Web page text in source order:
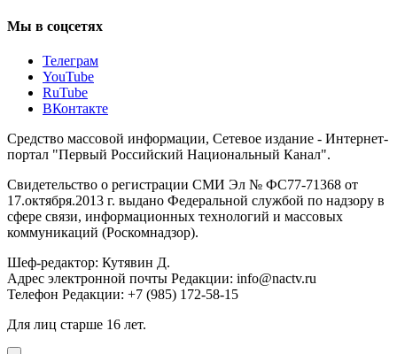
Мы в соцсетях
Телеграм
YouTube
RuTube
ВКонтакте
Средство массовой информации, Сетевое издание - Интернет-
портал "Первый Российский Национальный Канал".
Свидетельство о регистрации СМИ Эл № ФС77-71368 от
17.октября.2013 г. выдано Федеральной службой по надзору в
сфере связи, информационных технологий и массовых
коммуникаций (Роскомнадзор).
Шеф-редактор: Кутявин Д.
Адрес электронной почты Редакции: info@nactv.ru
Телефон Редакции: +7 (985) 172-58-15
Для лиц старше 16 лет.